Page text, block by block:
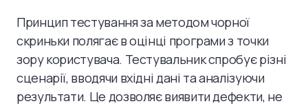
Принцип тестування за методом чорної
скриньки полягає в оцінці програми з точки
зору користувача. Тестувальник спробує різні
сценарії, вводячи вхідні дані та аналізуючи
результати. Це дозволяє виявити дефекти, не